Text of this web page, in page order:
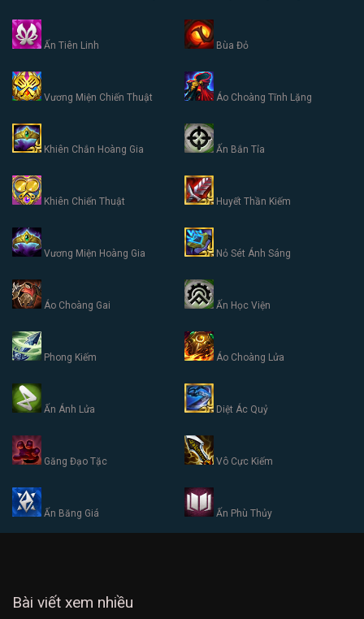
Ấn Tiên Linh Bùa Đỏ
Vương Miện Chiến Thuật Áo Choàng Tĩnh Lặng
Khiên Chắn Hoàng Gia Ấn Bắn Tỉa
Khiên Chiến Thuật Huyết Thần Kiếm
Vương Miện Hoàng Gia Nỏ Sét Ánh Sáng
Áo Choàng Gai Ấn Học Viện
Phong Kiếm Áo Choàng Lửa
Ấn Ánh Lửa Diệt Ác Quỷ
Găng Đạo Tặc Vô Cực Kiếm
Ấn Băng Giá Ấn Phù Thủy
Bài viết xem nhiều